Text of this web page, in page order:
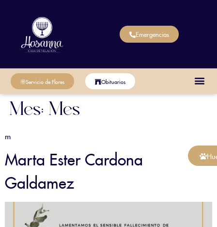
Emergencias
Servicio de Flores Obituarios
Mes: Mes
m
Marta Ester Cardona
Galdamez